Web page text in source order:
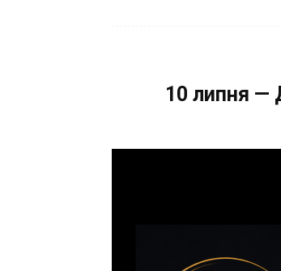
10 липня —